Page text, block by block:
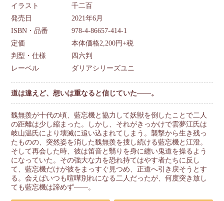
イラスト
千二百
発売日
2021年6月
ISBN・品番
978-4-86657-414-1
定価
本体価格2,200円+税
判型・仕様
四六判
レーベル
ダリアシリーズユニ
道は違えど、想いは重なると信じていた――。
魏無羨が十代の頃、藍忘機と協力して妖獣を倒したことで二人
の距離は少し縮まった。しかし、それがきっかけで雲夢江氏は
岐山温氏により壊滅に追い込まれてしまう。襲撃から生き残っ
たものの、突然姿を消した魏無羨を捜し続ける藍忘機と江澄。
そして再会した時、彼は笛音と翳りを身に纏い鬼道を操るよう
になっていた。その強大な力を恐れ持てはやす者たちに反し
て、藍忘機だけが彼をまっすぐ見つめ、正道へ引き戻そうとす
る。会えばいつも喧嘩別れになる二人だったが、何度突き放し
ても藍忘機は諦めず――。